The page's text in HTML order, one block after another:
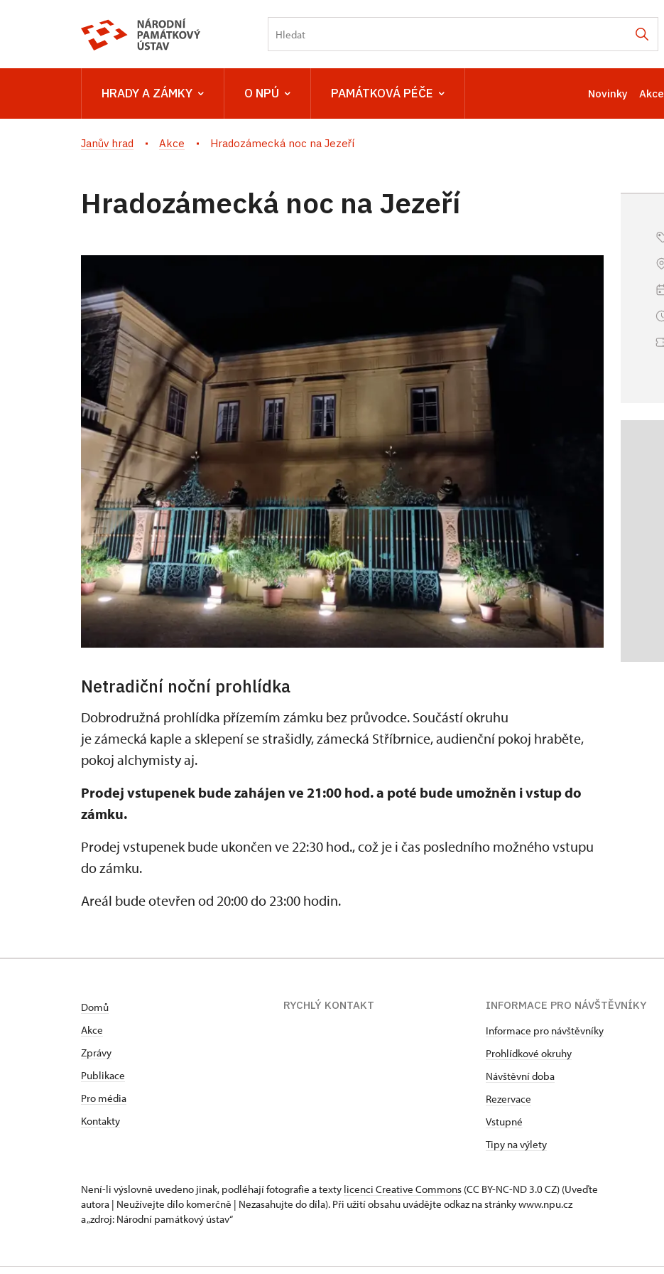
HRADY A ZÁMKY O NPÚ PAMÁTKOVÁ PÉČE Novinky Akce
Janův hrad Akce Hradozámecká noc na Jezeří
Hradozámecká noc na Jezeří
Netradiční noční prohlídka
Dobrodružná prohlídka přízemím zámku bez průvodce. Součástí okruhu
je zámecká kaple a sklepení se strašidly, zámecká Stříbrnice, audienční pokoj hraběte,
pokoj alchymisty aj.
Prodej vstupenek bude zahájen ve 21:00 hod. a poté bude umožněn i vstup do
zámku.
Prodej vstupenek bude ukončen ve 22:30 hod., což je i čas posledního možného vstupu
do zámku.
Areál bude otevřen od 20:00 do 23:00 hodin.
Domů
Akce
Zprávy
Publikace
Pro média
Kontakty
RYCHLÝ KONTAKT
INFORMACE PRO NÁVŠTĚVNÍKY
Informace pro návštěvníky
Prohlídkové okruhy
Návštěvní doba
Rezervace
Vstupné
Tipy na výlety
Není-li výslovně uvedeno jinak, podléhají fotografie a texty licenci Creative Commons (CC BY-NC-ND 3.0 CZ) (Uveďte
autora | Neužívejte dílo komerčně | Nezasahujte do díla). Při užití obsahu uvádějte odkaz na stránky www.npu.cz
a „zdroj: Národní památkový ústav“